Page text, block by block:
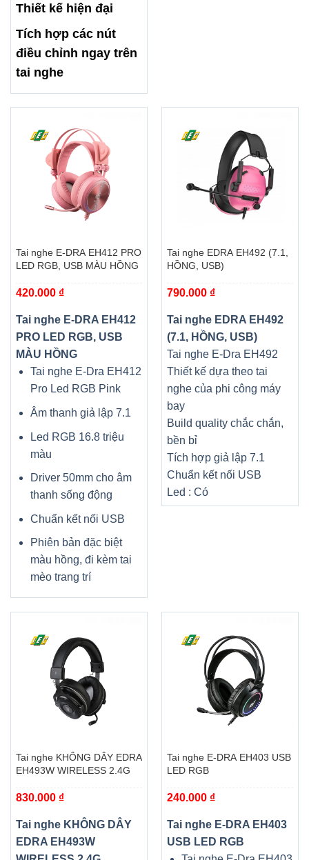
Thiết kế hiện đại
Tích hợp các nút
điều chỉnh ngay trên
tai nghe
Tai nghe E-DRA EH412 PRO
LED RGB, USB MÀU HỒNG
420.000 ₫
Tai nghe E-DRA EH412
PRO LED RGB, USB
MÀU HỒNG
Tai nghe E-Dra EH412
Pro Led RGB Pink
Âm thanh giả lập 7.1
Led RGB 16.8 triệu
màu
Driver 50mm cho âm
thanh sống động
Chuẩn kết nối USB
Phiên bản đặc biệt
màu hồng, đi kèm tai
mèo trang trí
Tai nghe EDRA EH492 (7.1,
HỒNG, USB)
790.000 ₫
Tai nghe EDRA EH492
(7.1, HỒNG, USB)
Tai nghe E-Dra EH492
Thiết kế dựa theo tai
nghe của phi công máy
bay
Build quality chắc chắn,
bền bỉ
Tích hợp giả lập 7.1
Chuẩn kết nối USB
Led : Có
Tai nghe KHÔNG DÂY EDRA
EH493W WIRELESS 2.4G
830.000 ₫
Tai nghe KHÔNG DÂY
EDRA EH493W
Tai nghe E-DRA EH403 USB
LED RGB
240.000 ₫
Tai nghe E-DRA EH403
USB LED RGB